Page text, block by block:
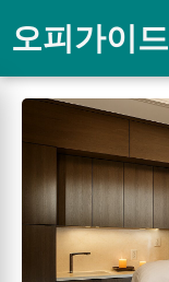
오피가이드